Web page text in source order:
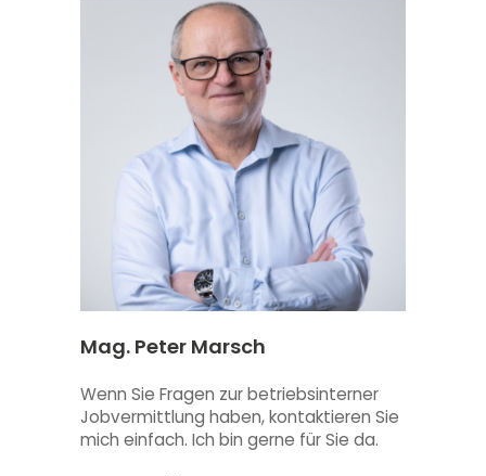
Mag. Peter Marsch
Wenn Sie Fragen zur betriebsinterner
Jobvermittlung haben, kontaktieren Sie
mich einfach. Ich bin gerne für Sie da.